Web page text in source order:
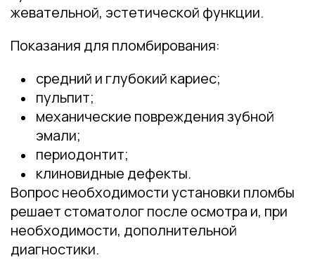
жевательной, эстетической функции.
Показания для пломбирования:
средний и глубокий кариес;
пульпит;
механические повреждения зубной
эмали;
периодонтит;
клиновидные дефекты.
Вопрос необходимости установки пломбы
решает стоматолог после осмотра и, при
необходимости, дополнительной
диагностики.